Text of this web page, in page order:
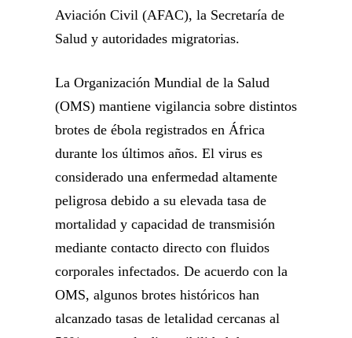
Aviación Civil (AFAC), la Secretaría de
Salud y autoridades migratorias.
La Organización Mundial de la Salud
(OMS) mantiene vigilancia sobre distintos
brotes de ébola registrados en África
durante los últimos años. El virus es
considerado una enfermedad altamente
peligrosa debido a su elevada tasa de
mortalidad y capacidad de transmisión
mediante contacto directo con fluidos
corporales infectados. De acuerdo con la
OMS, algunos brotes históricos han
alcanzado tasas de letalidad cercanas al